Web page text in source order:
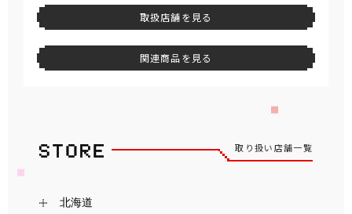
取扱店舗を見る
関連商品を見る
取り扱い店舗一覧
北海道